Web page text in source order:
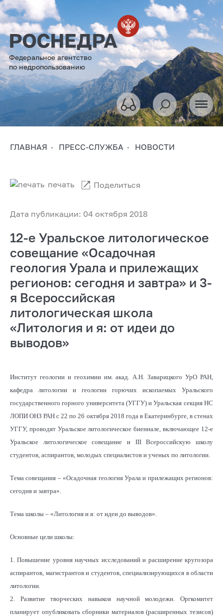
Федеральное агентство
по недропользованию
ГЛАВНАЯ ПРЕСС-СЛУЖБА НОВОСТИ
Дата публикации: 04 октября 2018
печать Поделиться
12-е Уральское литологическое
совещание «Осадочная
геология Урала и прилежащих
регионов: сегодня и завтра» и 3-
я Всероссийская
литологическая школа
«Литология и я: от идеи до
выводов»
Институт геологии и геохимии им. акад. А.Н. Заварицкого УрО РАН,
кафедра литологии и геологии горючих ископаемых Уральского
государственного горного университета (УГГУ) и Уральская секция НС
ЛОПИ ОНЗ РАН c 22 по 26 октября 2018 года в Екатеринбурге, в стенах
УГГУ, проводят Уральское литологическое биеннале, включающее 12-е
Уральское литологическое совещание и III Всероссийскую школу
студентов, аспирантов, молодых специалистов и ученых по литологии.
Тема совещания – «Осадочная геология Урала и прилежащих регионов:
сегодня и завтра».
Тема школы – «Литология и я: от идеи до выводов».
Основные цели школы:
1. Повышение уровня научных исследований и расширение кругозора
аспирантов, магистрантов и студентов, специализирующихся в области
литологии.
2. Развитие творческих навыков научной молодежи. Оргкомитет
планирует опубликовать сборники материалов (расширенных тезисов)